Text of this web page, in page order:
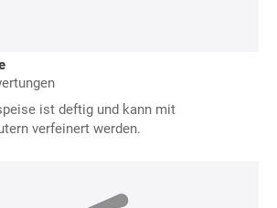
ist deftig und kann mit
verfeinert werden.